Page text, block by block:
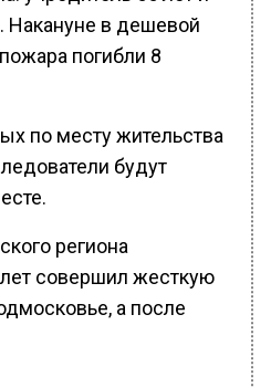
Накануне в дешевой
погибли 8
по месту жительства
будут
региона
совершил жесткую
а после